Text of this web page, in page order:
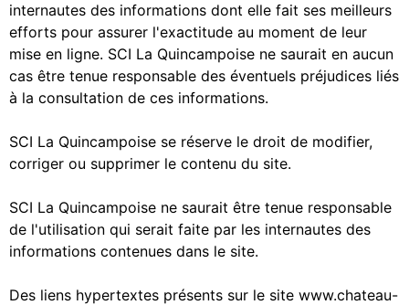
internautes des informations dont elle fait ses meilleurs
efforts pour assurer l'exactitude au moment de leur
mise en ligne. SCI La Quincampoise ne saurait en aucun
cas être tenue responsable des éventuels préjudices liés
à la consultation de ces informations.
SCI La Quincampoise se réserve le droit de modifier,
corriger ou supprimer le contenu du site.
SCI La Quincampoise ne saurait être tenue responsable
de l'utilisation qui serait faite par les internautes des
informations contenues dans le site.
Des liens hypertextes présents sur le site www.chateau-